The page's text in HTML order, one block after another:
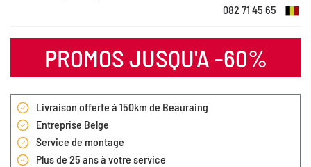
082 71 45 65
PROMOS JUSQU'A -60%
Livraison offerte à 150km de Beauraing
Entreprise Belge
Service de montage
Plus de 25 ans à votre service